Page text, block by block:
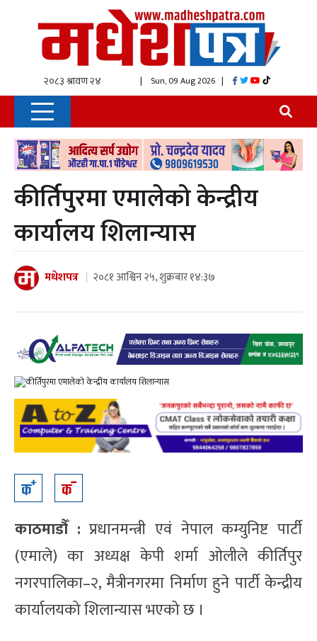
| Sun, 09 Aug 2026 |
कीर्तिपुरमा एमालेको केन्द्रीय
कार्यालय शिलान्यास
मधेशपत्र २०८१ आश्विन २५, शुक्रबार १४:३७
काठमाडौँ : प्रधानमन्त्री एवं नेपाल कम्युनिष्ट पार्टी
(एमाले) का अध्यक्ष केपी शर्मा ओलीले कीर्तिपुर
नगरपालिका–२, मैत्रीनगरमा निर्माण हुने पार्टी केन्द्रीय
कार्यालयको शिलान्यास भएको छ ।